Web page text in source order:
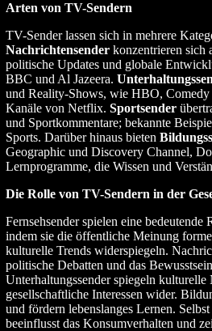
Arten von TV-Sendern
TV-Sender lassen sich in mehrere
Nachrichtensender konzentrieren sich
politische Updates und globale
BBC und Al Jazeera.
und Reality-Shows, wie HBO, Comedy
Kanäle von Netflix. Sportsender
und Sportkommentare; bekannte
Sports. Darüber hinaus bieten
Geographic und Discovery Channel,
Lernprogramme, die Wissen und
Die Rolle von TV-Sendern in der
Fernsehsender spielen eine bedeutende
indem sie die öffentliche Meinung
kulturelle Trends widerspiegeln.
politische Debatten und das
Unterhaltungssender spiegeln
gesellschaftliche Interessen wider.
und fördern lebenslanges Lernen.
beeinflusst das Konsumverhalten und